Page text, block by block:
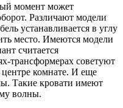
момент может
Различают модели
устанавливается в углу
место. Имеются модели
считается
трансформерах советуют
комнате. И еще
Такие кровати имеют
волны.